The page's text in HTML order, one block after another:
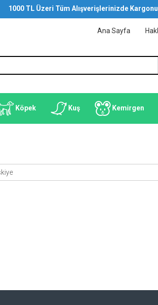
1000 TL Üzeri Tüm Alışverişlerinizde
Ana Sayfa
Köpek Kuş Kemirgen